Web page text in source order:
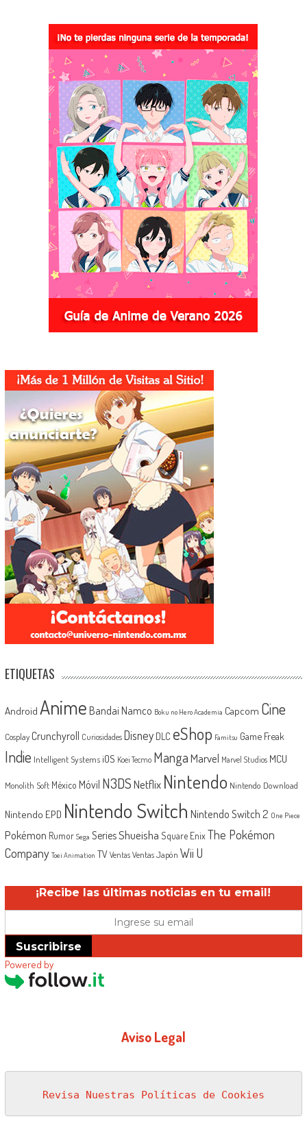
ETIQUETAS
Android Anime Bandai Namco Boku no Hero Academia Capcom Cine
Cosplay Crunchyroll Curiosidades Disney DLC eShop Famitsu Game Freak
Indie Intelligent Systems iOS Koei Tecmo MangaMarvel Marvel Studios MCU
Monolith Soft México Móvil N3DSNetflix Nintendo Nintendo Download
Nintendo EPD Nintendo Switch Nintendo Switch 2 One Piece
Pokémon Rumor Sega SeriesShueisha Square EnixThe Pokémon
Company Toei Animation TV Ventas Ventas Japón Wii U
¡Recibe las últimas noticias en tu email!
Suscribirse
Powered by
Aviso Legal
Revisa Nuestras Políticas de Cookies